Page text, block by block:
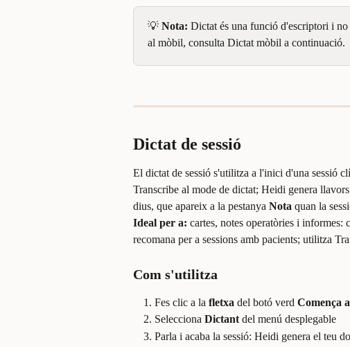
💡 Nota: Dictat és una funció d'escriptori i
al mòbil, consulta Dictat mòbil a continuació.
Dictat de sessió
El dictat de sessió s'utilitza a l'inici d'una sessió
Transcribe al mode de dictat; Heidi genera
dius, que apareix a la pestanya Nota quan la
Ideal per a: cartes, notes operatòries i
recomana per a sessions amb pacients; utilitza
Com s'utilitza
Fes clic a la fletxa del botó verd Comença
Selecciona Dictant del menú desplegable
Parla i acaba la sessió: Heidi genera el teu